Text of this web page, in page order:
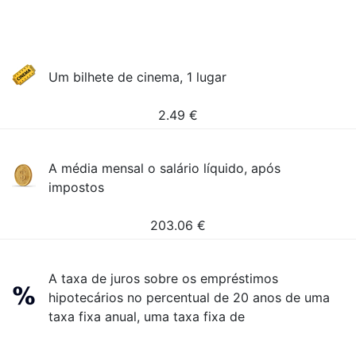
Um bilhete de cinema, 1 lugar
2.49 €
A média mensal o salário líquido, após
impostos
203.06 €
A taxa de juros sobre os empréstimos
hipotecários no percentual de 20 anos de uma
taxa fixa anual, uma taxa fixa de